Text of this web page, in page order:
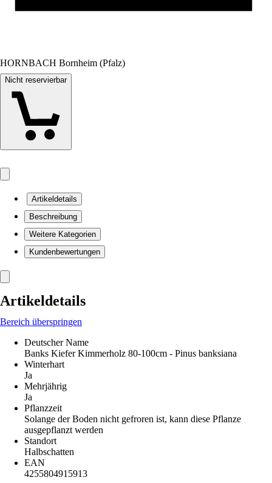
HORNBACH Bornheim (Pfalz)
Nicht reservierbar
Artikeldetails
Beschreibung
Weitere Kategorien
Kundenbewertungen
Artikeldetails
Bereich überspringen
Deutscher Name
Banks Kiefer Kimmerholz 80-100cm - Pinus banksiana
Winterhart
Ja
Mehrjährig
Ja
Pflanzzeit
Solange der Boden nicht gefroren ist, kann diese Pflanze
ausgepflanzt werden
Standort
Halbschatten
EAN
4255804915913